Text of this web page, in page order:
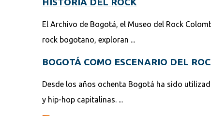
HISTORIA DEL ROCK
El Archivo de Bogotá, el Museo del Rock
rock bogotano, exploran ...
BOGOTÁ COMO ESCENARIO DEL
Desde los años ochenta Bogotá ha sido
y hip-hop capitalinas. ...